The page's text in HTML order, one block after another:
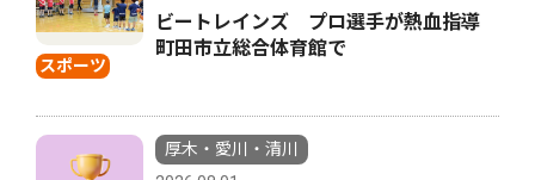
スポーツ
ビートレインズ プロ選手が熱血指導
町田市立総合体育館で
厚木・愛川・清川